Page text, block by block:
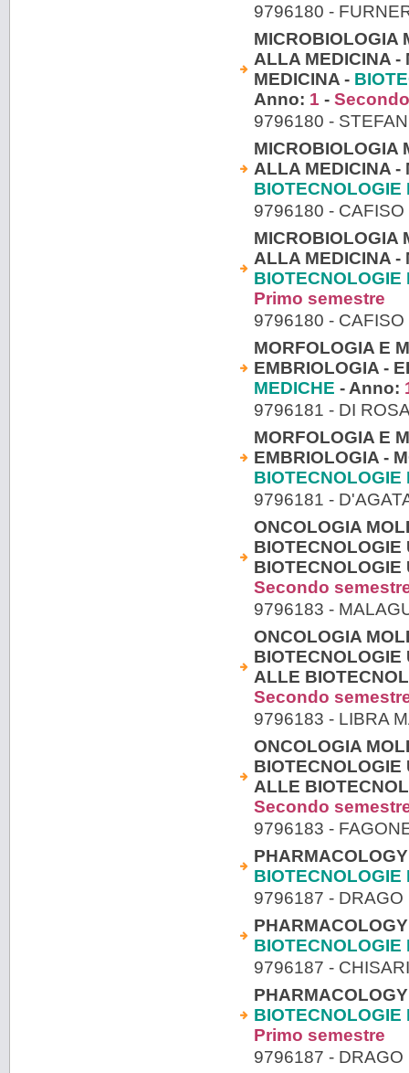
9796180 -
MICROBIOLOGIA
ALLA MEDICINA -
MEDICINA -
Anno: 1 -
9796180 -
MICROBIOLOGIA
ALLA MEDICINA -
BIOTECNOLOGIE
9796180 - CAFISO
MICROBIOLOGIA
ALLA MEDICINA -
BIOTECNOLOGIE
Primo semestre
9796180 - CAFISO
MORFOLOGIA E
EMBRIOLOGIA -
MEDICHE - Anno:
9796181 - DI
MORFOLOGIA E
EMBRIOLOGIA -
BIOTECNOLOGIE
9796181 -
ONCOLOGIA
BIOTECNOLOGIE
Secondo
9796183 -
ONCOLOGIA
BIOTECNOLOGIE
ALLE
Secondo
9796183 - LIBRA
ONCOLOGIA
BIOTECNOLOGIE
ALLE
Secondo
9796183 -
BIOTECNOLOGIE
9796187 - DRAGO
BIOTECNOLOGIE
9796187 -
BIOTECNOLOGIE
Primo semestre
9796187 - DRAGO